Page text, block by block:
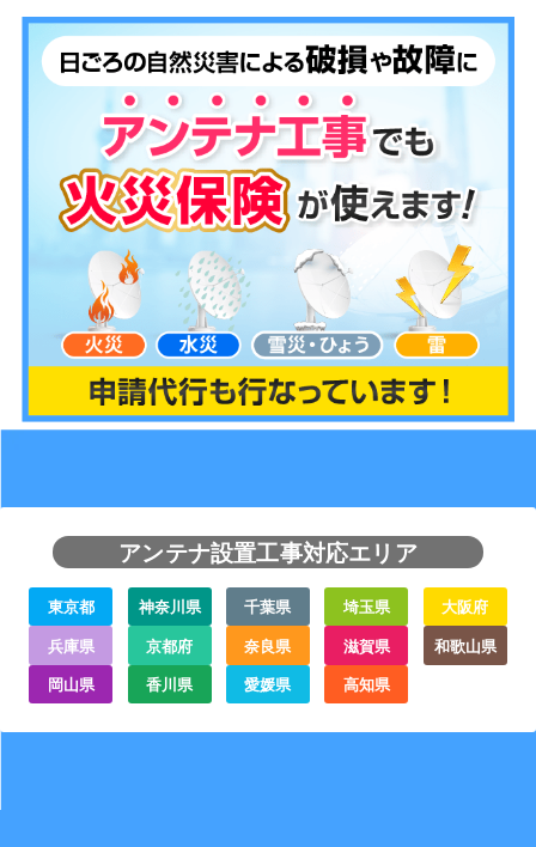
アンテナ設置工事対応エリア
東京都 神奈川県 千葉県 埼玉県
大阪府
兵庫県
京都府 奈良県 滋賀県
和歌山県
岡山県
香川県 愛媛県 高知県